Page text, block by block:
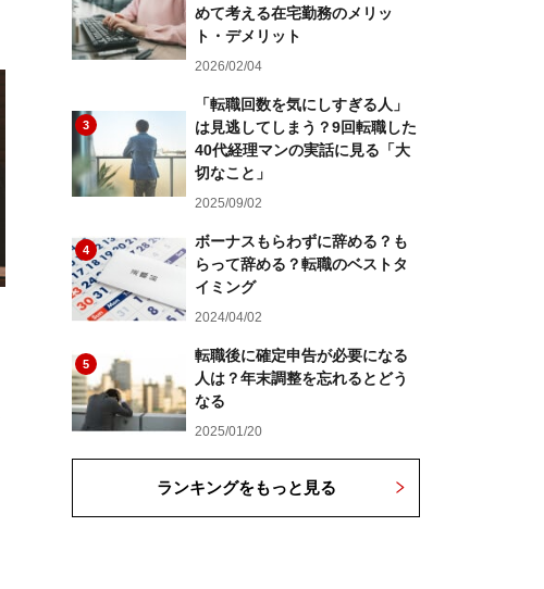
めて考える在宅勤務のメリッ
ト・デメリット
2026/02/04
3
「転職回数を気にしすぎる人」
は見逃してしまう？9回転職した
40代経理マンの実話に見る「大
切なこと」
2025/09/02
4
ボーナスもらわずに辞める？も
らって辞める？転職のベストタ
イミング
2024/04/02
5
転職後に確定申告が必要になる
人は？年末調整を忘れるとどう
なる
2025/01/20
ランキングをもっと見る